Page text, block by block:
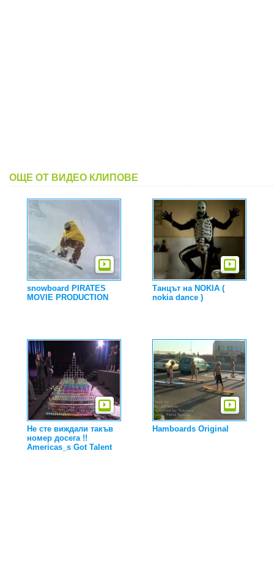
ОЩЕ ОТ ВИДЕО КЛИПОВЕ
snowboard PIRATES
MOVIE PRODUCTION
Танцът на NOKIA (
nokia dance )
Не сте виждали такъв
номер досега !!
Americas_s Got Talent
Hamboards Original